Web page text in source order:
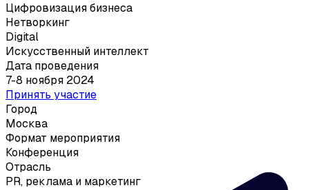
Цифровизация бизнеса
Нетворкинг
Digital
Искусственный интеллект
Дата проведения
7-8 ноября 2024
Принять участие
Город
Москва
Формат мероприятия
Конференция
Отрасль
PR, реклама и маркетинг